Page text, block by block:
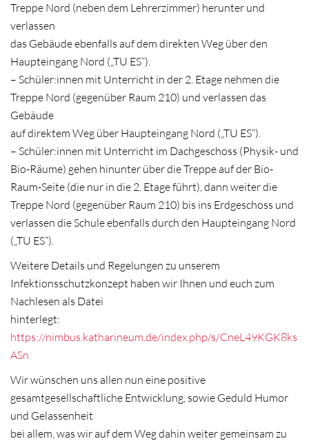
Treppe Nord (neben dem Lehrerzimmer) herunter und
verlassen
das Gebäude ebenfalls auf dem direkten Weg über den
Haupteingang Nord („TU ES“).
– Schüler:innen mit Unterricht in der 2. Etage nehmen die
Treppe Nord (gegenüber Raum 210) und verlassen das
Gebäude
auf direktem Weg über Haupteingang Nord („TU ES“).
– Schüler:innen mit Unterricht im Dachgeschoss (Physik- und
Bio-Räume) gehen hinunter über die Treppe auf der Bio-
Raum-Seite (die nur in die 2. Etage führt), dann weiter die
Treppe Nord (gegenüber Raum 210) bis ins Erdgeschoss und
verlassen die Schule ebenfalls durch den Haupteingang Nord
(„TU ES“).
Weitere Details und Regelungen zu unserem
Infektionsschutzkonzept haben wir Ihnen und euch zum
Nachlesen als Datei
hinterlegt:
https://nimbus.katharineum.de/index.php/s/CneL49KGK8ks
ASn
Wir wünschen uns allen nun eine positive
gesamtgesellschaftliche Entwicklung, sowie Geduld Humor
und Gelassenheit
bei allem, was wir auf dem Weg dahin weiter gemeinsam zu